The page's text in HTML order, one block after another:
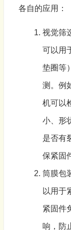
各自的应用：
视觉筛
可以用
垫圈等
测。例
机可以
小、形
是否有
保紧固
筒膜包
以用于
紧固件
响，防